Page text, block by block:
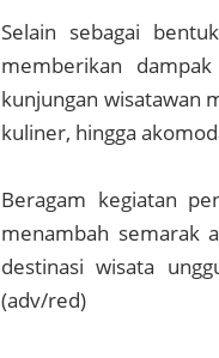
Selain sebagai
memberikan
kunjungan wisatawan
kuliner, hingga
Beragam kegiatan
menambah semarak
destinasi wisata
(adv/red)